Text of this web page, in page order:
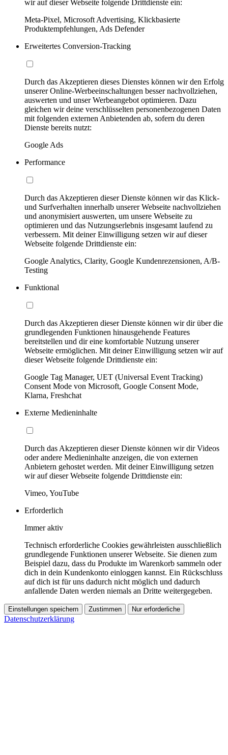
wir auf dieser Webseite folgende Drittdienste ein:
Meta-Pixel, Microsoft Advertising, Klickbasierte
Produktempfehlungen, Ads Defender
Erweitertes Conversion-Tracking
Durch das Akzeptieren dieses Dienstes können wir den Erfolg
unserer Online-Werbeeinschaltungen besser nachvollziehen,
auswerten und unser Werbeangebot optimieren. Dazu
gleichen wir deine verschlüsselten personenbezogenen Daten
mit folgenden externen Anbietenden ab, sofern du deren
Dienste bereits nutzt:
Google Ads
Performance
Durch das Akzeptieren dieser Dienste können wir das Klick-
und Surfverhalten innerhalb unserer Webseite nachvollziehen
und anonymisiert auswerten, um unsere Webseite zu
optimieren und das Nutzungserlebnis insgesamt laufend zu
verbessern. Mit deiner Einwilligung setzen wir auf dieser
Webseite folgende Drittdienste ein:
Google Analytics, Clarity, Google Kundenrezensionen, A/B-
Testing
Funktional
Durch das Akzeptieren dieser Dienste können wir dir über die
grundlegenden Funktionen hinausgehende Features
bereitstellen und dir eine komfortable Nutzung unserer
Webseite ermöglichen. Mit deiner Einwilligung setzen wir auf
dieser Webseite folgende Drittdienste ein:
Google Tag Manager, UET (Universal Event Tracking)
Consent Mode von Microsoft, Google Consent Mode,
Klarna, Freshchat
Externe Medieninhalte
Durch das Akzeptieren dieser Dienste können wir dir Videos
oder andere Medieninhalte anzeigen, die von externen
Anbietern gehostet werden. Mit deiner Einwilligung setzen
wir auf dieser Webseite folgende Drittdienste ein:
Vimeo, YouTube
Erforderlich
Immer aktiv
Technisch erforderliche Cookies gewährleisten ausschließlich
grundlegende Funktionen unserer Webseite. Sie dienen zum
Beispiel dazu, dass du Produkte im Warenkorb sammeln oder
dich in dein Kundenkonto einloggen kannst. Ein Rückschluss
auf dich ist für uns dadurch nicht möglich und dadurch
anfallende Daten werden niemals an Dritte weitergegeben.
Einstellungen speichern Zustimmen Nur erforderliche
Datenschutzerklärung